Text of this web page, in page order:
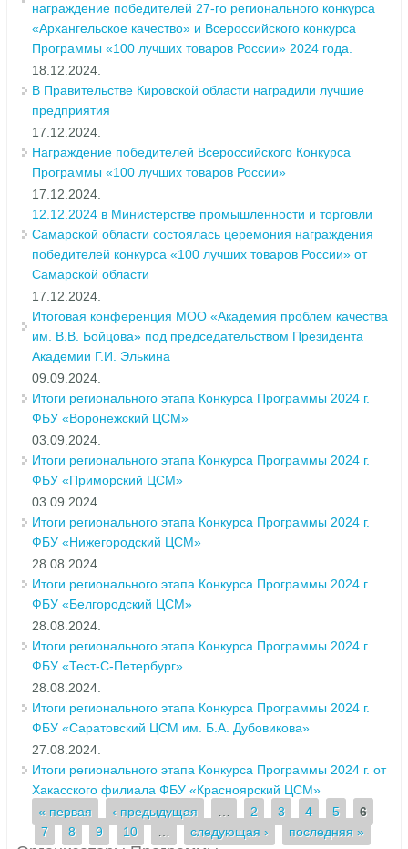
награждение победителей 27-го регионального конкурса
«Архангельское качество» и Всероссийского конкурса
Программы «100 лучших товаров России» 2024 года.
18.12.2024.
В Правительстве Кировской области наградили лучшие
предприятия
17.12.2024.
Награждение победителей Всероссийского Конкурса
Программы «100 лучших товаров России»
17.12.2024.
12.12.2024 в Министерстве промышленности и торговли
Самарской области состоялась церемония награждения
победителей конкурса «100 лучших товаров России» от
Самарской области
17.12.2024.
Итоговая конференция МОО «Академия проблем качества
им. В.В. Бойцова» под председательством Президента
Академии Г.И. Элькина
09.09.2024.
Итоги регионального этапа Конкурса Программы 2024 г.
ФБУ «Воронежский ЦСМ»
03.09.2024.
Итоги регионального этапа Конкурса Программы 2024 г.
ФБУ «Приморский ЦСМ»
03.09.2024.
Итоги регионального этапа Конкурса Программы 2024 г.
ФБУ «Нижегородский ЦСМ»
28.08.2024.
Итоги регионального этапа Конкурса Программы 2024 г.
ФБУ «Белгородский ЦСМ»
28.08.2024.
Итоги регионального этапа Конкурса Программы 2024 г.
ФБУ «Тест-С-Петербург»
28.08.2024.
Итоги регионального этапа Конкурса Программы 2024 г.
ФБУ «Саратовский ЦСМ им. Б.А. Дубовикова»
27.08.2024.
Итоги регионального этапа Конкурса Программы 2024 г. от
Хакасского филиала ФБУ «Красноярский ЦСМ»
Страницы
« первая ‹ предыдущая … 2 3 4 5
6
7
8 9 10 … следующая › последняя »